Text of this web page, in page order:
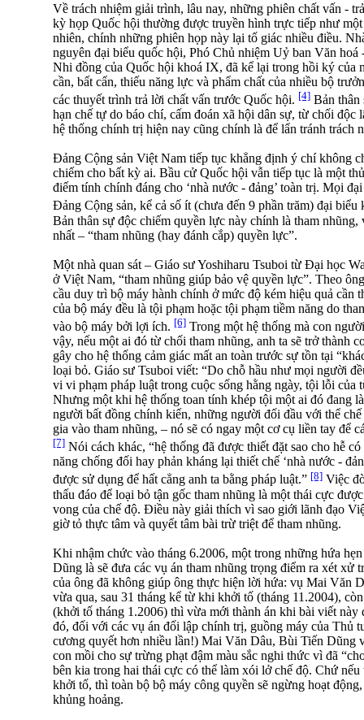
Về trách nhiệm giải trình, lâu nay, những phiên chất vấn -
kỳ họp Quốc hội thường được truyền hình trực tiếp như
nhiên, chính những phiên họp này lại tố giác nhiều điều.
nguyên đại biểu quốc hội, Phó Chủ nhiệm Uỷ ban Văn
Nhi đồng của Quốc hội khoá IX, đã kể lại trong hồi ký của
cần, bất cẩn, thiếu năng lực và phẩm chất của nhiều bộ
các thuyết trình trả lời chất vấn trước Quốc hội. [4] Bản thân
hạn chế tự do báo chí, cấm đoán xã hội dân sự, từ chối độc
hệ thống chính trị hiện nay cũng chính là để lẩn tránh trách
Đảng Cộng sản Việt Nam tiếp tục khẳng định ý chí không
chiếm cho bất kỳ ai. Bầu cử Quốc hội vẫn tiếp tục là một
điếm tính chính đáng cho ‘nhà nước - đảng’ toàn trị. Mọi
Đảng Cộng sản, kể cả số ít (chưa đến 9 phần trăm) đại
Bản thân sự độc chiếm quyền lực này chính là tham
nhất – “tham nhũng (hay đánh cắp) quyền lực”.
Một nhà quan sát – Giáo sư Yoshiharu Tsuboi từ Đại học
ở Việt Nam, “tham nhũng giúp bảo vệ quyền lực”. Theo
cầu duy trì bộ máy hành chính ở mức độ kém hiệu quả cần
của bộ máy đều là tội phạm hoặc tội phạm tiềm năng do
vào bộ máy bởi lợi ích. [6] Trong một hệ thống mà con
vậy, nếu một ai đó từ chối tham nhũng, anh ta sẽ trở thành
gây cho hệ thống cảm giác mất an toàn trước sự tồn tại
loại bỏ. Giáo sư Tsuboi viết: “Do chỗ hầu như mọi người
vi vi phạm pháp luật trong cuộc sống hằng ngày, tội lỗi của
Nhưng một khi hệ thống toan tính khép tội một ai đó đang
người bất đồng chính kiến, những người đối đầu với thể
gia vào tham nhũng, – nó sẽ có ngay một cơ cụ liền tay để
[7] Nói cách khác, “hệ thống đã được thiết đặt sao cho hễ
năng chống đối hay phản kháng lại thiết chế ‘nhà nước -
được sử dụng để hất cẳng anh ta bằng pháp luật.” [8] Việc
thấu đáo để loại bỏ tận gốc tham nhũng là một thái cực
vong của chế độ. Điều này giải thích vì sao giới lãnh đạo
giờ tỏ thực tâm và quyết tâm bài trừ triệt để tham nhũng.
Khi nhậm chức vào tháng 6.2006, một trong những hứa
Dũng là sẽ đưa các vụ án tham nhũng trọng điểm ra xét xử
của ông đã không giúp ông thực hiện lời hứa: vụ Mai Văn
vừa qua, sau 31 tháng kể từ khi khởi tố (tháng 11.2004),
(khởi tố tháng 1.2006) thì vừa mới thành án khi bài viết này
đó, đối với các vụ án đối lập chính trị, guồng máy của Thủ
cương quyết hơn nhiều lần!) Mai Văn Dâu, Bùi Tiến Dũng
con mồi cho sự trừng phạt đậm màu sắc nghi thức vì đã
bên kia trong hai thái cực có thể làm xói lở chế độ. Chứ nếu
khởi tố, thì toàn bộ bộ máy công quyền sẽ ngừng hoạt
khủng hoảng.